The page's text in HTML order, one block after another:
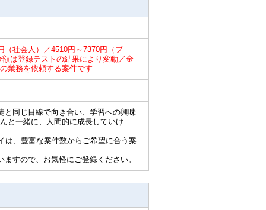
（社会人）／4510円～7370円（プ
は登録テストの結果により変動／金
業務を依頼する案件です
同じ目線で向き合い、学習への興味
と一緒に、人間的に成長していけ
、豊富な案件数からご希望に合う案
すので、お気軽にご登録ください。